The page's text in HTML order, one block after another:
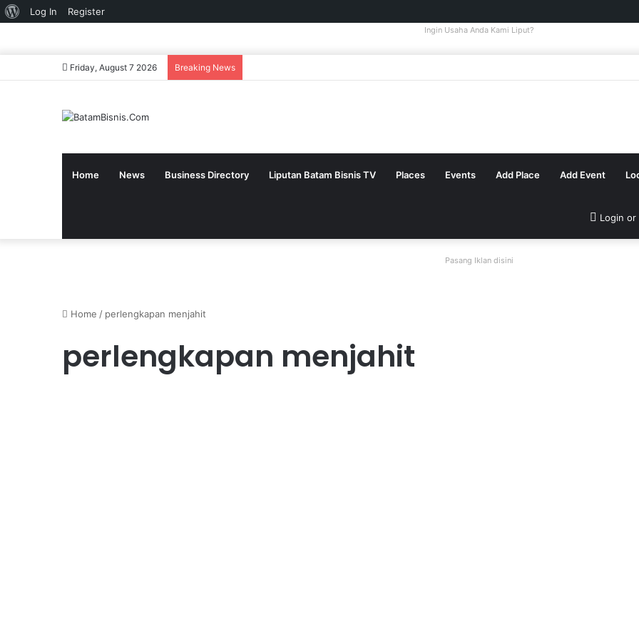
About
Log In Register
Ingin Usaha Anda Kami Liput?
Friday, August 7 2026 Breaking News
Home News Business Directory Liputan Batam Bisnis TV Places Events Add Place Add Event
Login or
Pasang Iklan disini
Home / perlengkapan menjahit
perlengkapan menjahit